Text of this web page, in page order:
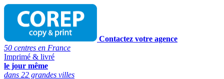
Contactez votre agence
50 centres en France
Imprimé & livré
le jour même
dans 22 grandes villes